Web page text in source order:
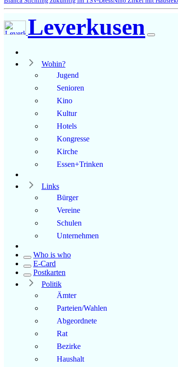
Leverkusen
Wohin?
Jugend
Senioren
Kino
Kultur
Hotels
Kongresse
Kirche
Essen+Trinken
Links
Bürger
Vereine
Schulen
Unternehmen
Who is who
E-Card
Postkarten
Politik
Ämter
Parteien/Wahlen
Abgeordnete
Rat
Bezirke
Haushalt